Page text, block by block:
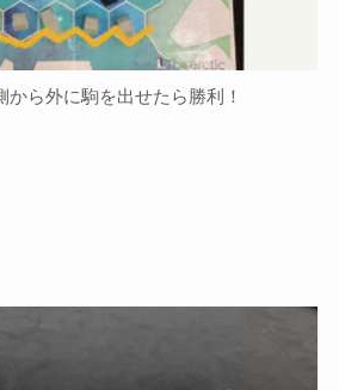
から外に駒を出せたら勝利！